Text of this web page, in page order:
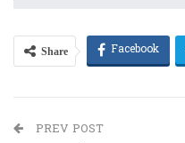
Share Facebook
PREV POST